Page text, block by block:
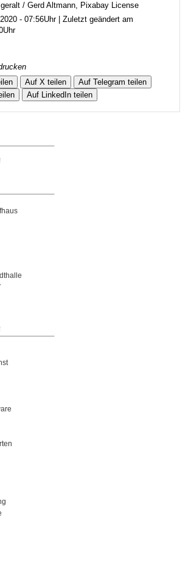
/ Gerd Altmann, Pixabay License
- 07:56Uhr | Zuletzt geändert am
Auf X teilen
Auf Telegram teilen
Auf LinkedIn teilen